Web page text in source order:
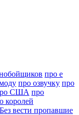
про е
про озвучку про
США про
королей
Без вести пропавшие